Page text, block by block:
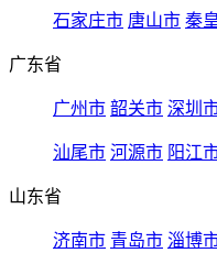
石家庄市 唐山市 秦
广东省
广州市 韶关市 深圳
汕尾市 河源市 阳江
山东省
济南市 青岛市 淄博